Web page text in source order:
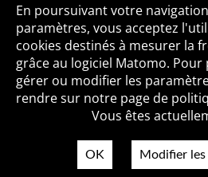
Toutes
Qui sommes-nous ?
Politique de
En poursuivant votre
paramètres, vous acceptez
cookies destinés à mesurer la
grâce au logiciel Matomo.
gérer ou modifier les
rendre sur notre page de
Vous êtes
OK Modifier